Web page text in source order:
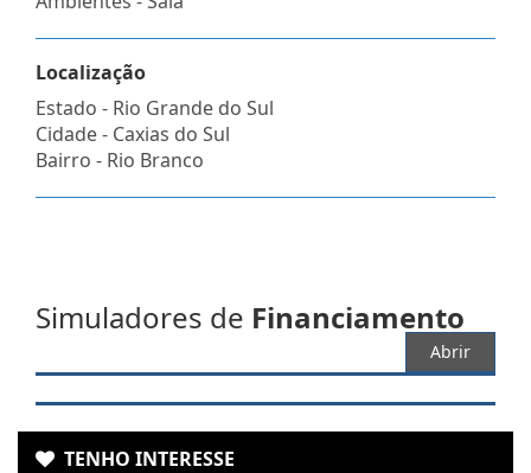
Localização
Estado - Rio Grande do Sul
Cidade - Caxias do Sul
Bairro - Rio Branco
Simuladores de Financiamento
Abrir
TENHO INTERESSE